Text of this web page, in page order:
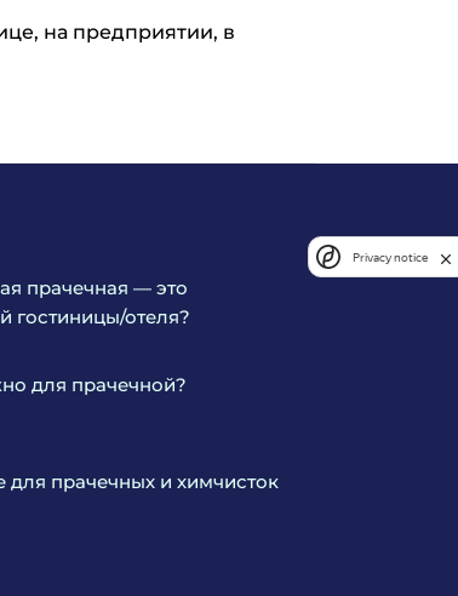
на предприятии, в
прачечная — это
гостиницы/отеля?
для прачечной?
прачечных и химчисток
Privacy notice